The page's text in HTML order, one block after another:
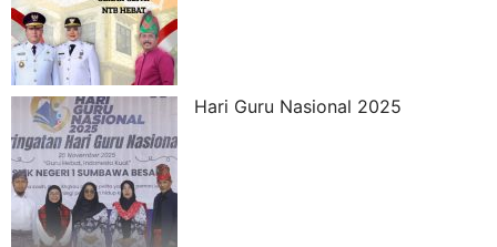
Hari Guru Nasional 2025